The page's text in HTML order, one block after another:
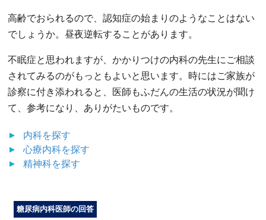
高齢でおられるので、認知症の始まりのようなことはない
でしょうか。昼夜逆転することがあります。
不眠症と思われますが、かかりつけの内科の先生にご相談
されてみるのがもっともよいと思います。時にはご家族が
診察に付き添われると、医師もふだんの生活の状況が聞け
て、参考になり、ありがたいものです。
内科を探す
心療内科を探す
精神科を探す
糖尿病内科医師の回答